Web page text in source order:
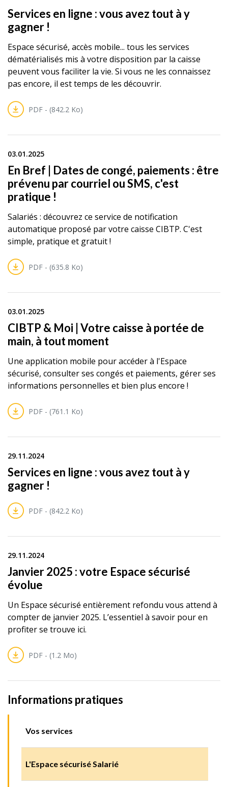
Services en ligne : vous avez tout à y
gagner !
Espace sécurisé, accès mobile... tous les services
dématérialisés mis à votre disposition par la caisse
peuvent vous faciliter la vie. Si vous ne les connaissez
pas encore, il est temps de les découvrir.
PDF - (842.2 Ko)
03.01.2025
En Bref | Dates de congé, paiements : être
prévenu par courriel ou SMS, c'est
pratique !
Salariés : découvrez ce service de notification
automatique proposé par votre caisse CIBTP. C'est
simple, pratique et gratuit !
PDF - (635.8 Ko)
03.01.2025
CIBTP & Moi | Votre caisse à portée de
main, à tout moment
Une application mobile pour accéder à l'Espace
sécurisé, consulter ses congés et paiements, gérer ses
informations personnelles et bien plus encore !
PDF - (761.1 Ko)
29.11.2024
Services en ligne : vous avez tout à y
gagner !
PDF - (842.2 Ko)
29.11.2024
Janvier 2025 : votre Espace sécurisé
évolue
Un Espace sécurisé entièrement refondu vous attend à
compter de janvier 2025. L’essentiel à savoir pour en
profiter se trouve ici.
PDF - (1.2 Mo)
Informations pratiques
Vos services
L'Espace sécurisé Salarié